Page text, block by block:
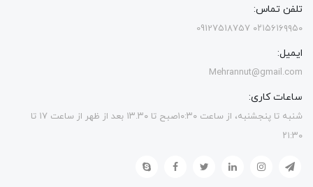
تلفن تماس:
۰۲۱۵۶۱۶۹۹۵۰ 09127518757
ایمیل:
Mehrannut@gmail.com
ساعات کاری:
شنبه تا پنجشنبه، از ساعت ۱۰:۳۰صبح تا ۱۳.۳۰ بعد از ظهر از ساعت ۱۷ تا
۲۱:۳۰